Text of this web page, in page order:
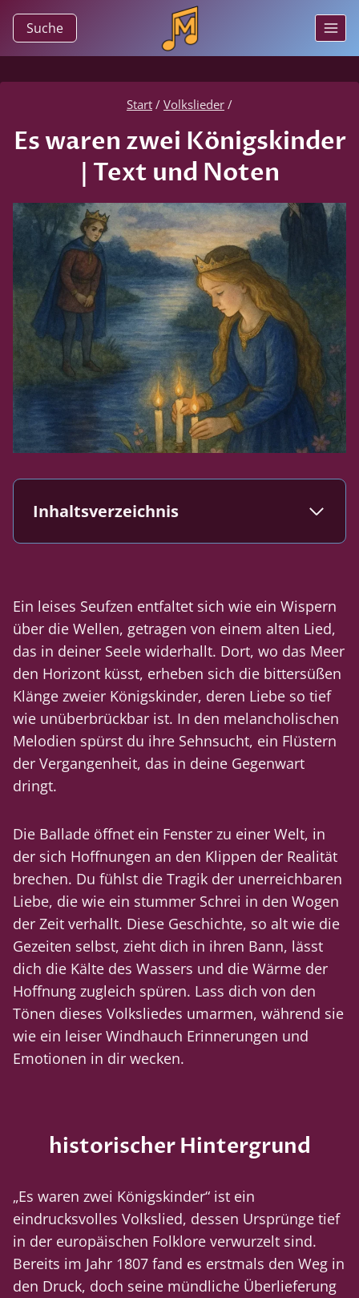
Zum
Inhalt
springen
Suche
Start / Volkslieder /
Es waren zwei Königskinder
| Text und Noten
Inhaltsverzeichnis
Ein leises Seufzen entfaltet sich wie ein Wispern
über die Wellen, getragen von einem alten Lied,
das in deiner Seele widerhallt. Dort, wo das Meer
den Horizont küsst, erheben sich die bittersüßen
Klänge zweier Königskinder, deren Liebe so tief
wie unüberbrückbar ist. In den melancholischen
Melodien spürst du ihre Sehnsucht, ein Flüstern
der Vergangenheit, das in deine Gegenwart
dringt.
Die Ballade öffnet ein Fenster zu einer Welt, in
der sich Hoffnungen an den Klippen der Realität
brechen. Du fühlst die Tragik der unerreichbaren
Liebe, die wie ein stummer Schrei in den Wogen
der Zeit verhallt. Diese Geschichte, so alt wie die
Gezeiten selbst, zieht dich in ihren Bann, lässt
dich die Kälte des Wassers und die Wärme der
Hoffnung zugleich spüren. Lass dich von den
Tönen dieses Volksliedes umarmen, während sie
wie ein leiser Windhauch Erinnerungen und
Emotionen in dir wecken.
historischer Hintergrund
„Es waren zwei Königskinder“ ist ein
eindrucksvolles Volkslied, dessen Ursprünge tief
in der europäischen Folklore verwurzelt sind.
Bereits im Jahr 1807 fand es erstmals den Weg in
den Druck, doch seine mündliche Überlieferung